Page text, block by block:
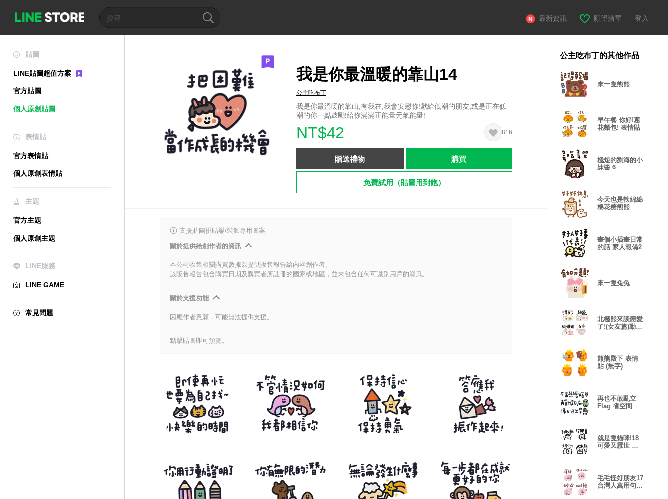
最新資訊 願望清單 登入
貼圖
LINE貼圖超值方案
官方貼圖
個人原創貼圖
表情貼
官方表情貼
個人原創表情貼
主題
官方主題
個人原創主題
LINE服務
LINE GAME
常見問題
我是你最溫暖的靠山14
公主吃布丁
我是你最溫暖的靠山,有我在,我會安慰你!獻給低潮的朋友,或是正在低
潮的你一點鼓勵!給你滿滿正能量元氣能量!
NT$42 816
贈送禮物 購買
免費試用（貼圖用到飽）
支援貼圖拼貼樂/裝飾專用圖案
關於提供給創作者的資訊
本公司收集相關購買數據以提供販售報告給內容創作者。
該販售報告包含購買日期及購買者所註冊的國家或地區，並未包含任何可識別用戶的資訊。
關於支援功能
因應作者意願，可能無法提供支援。
點擊貼圖即可預覽。
公主吃布丁的其他作品
來一隻熊熊
早午餐 你好!蔥
花麵包! 表情貼
極短的劉海的小
妹醬 6
今天也是軟綿綿
棉花糖熊熊
畫個小插畫日常
的話 家人報備2
來一隻兔兔
北極熊來談戀愛
了!(女友篇)動態
熊熊殿下 表情
貼 (無字)
再也不敢亂立
Flag 省空間
就是隻貓咪!18
可愛又厭世 表
毛毛怪好朋友17
台灣人萬用句